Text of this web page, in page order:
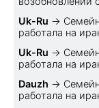
Uk-Ru →
работала на
Uk-Ru →
работала на
Dauzh →
работала на